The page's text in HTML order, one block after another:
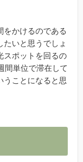
をかけるのである
いと思うでしょ
スポットを回るの
間単位で滞在して
うことになると思